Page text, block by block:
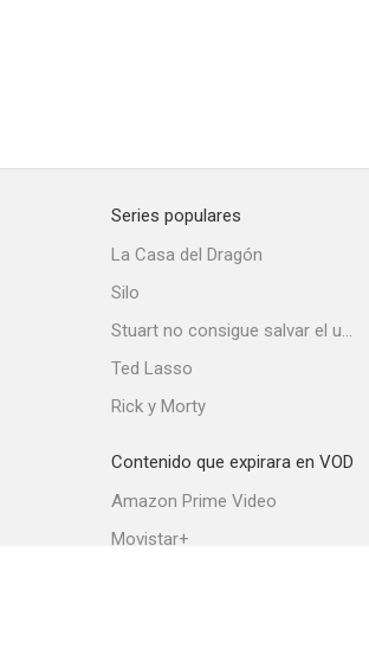
Series populares
La Casa del Dragón
Silo
Stuart no consigue salvar el universo
Ted Lasso
Rick y Morty
Contenido que expirara en VOD
Amazon Prime Video
Movistar+